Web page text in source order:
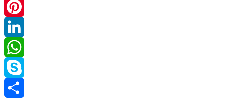
Twitter
Pinterest
LinkedIn
WhatsApp
Skype